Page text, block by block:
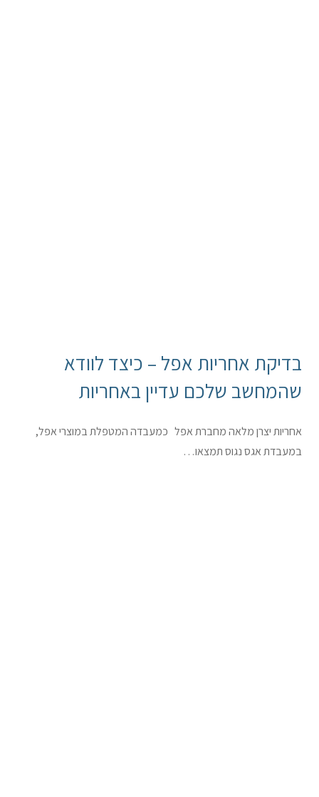
בדיקת אחריות אפל – כיצד לוודא
שהמחשב שלכם עדיין באחריות
אחריות יצרן מלאה מחברת אפל כמעבדה המטפלת במוצרי אפל,
במעבדת אגס נגוס תמצאו…